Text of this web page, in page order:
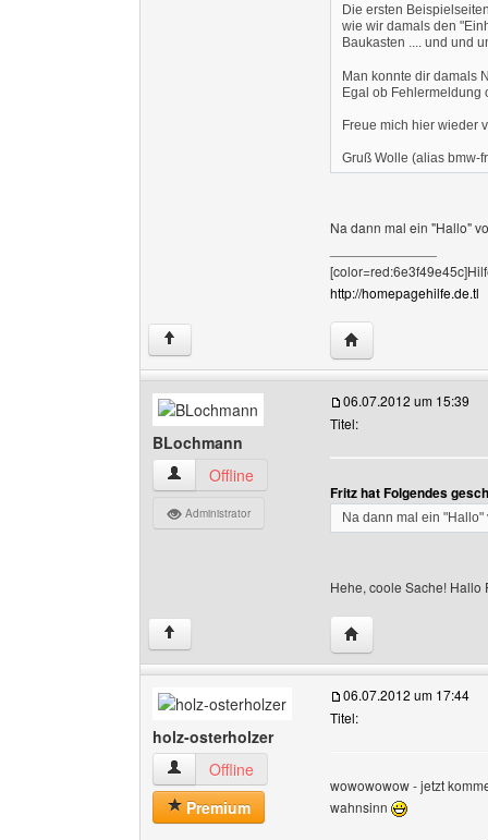
Die ersten
wie wir damals den
Baukasten .... und und
Man konnte dir damals
Egal ob Fehlermeldung
Freue mich hier wieder
Gruß Wolle (alias bmw-
Na dann mal ein "Hallo"
http://homepagehilfe.de.tl
↑ Website dieses
BLochmann
BLochmann Benutzer-Profile anzeigen
Offline
Administrator
06.07.2012 um 15:39
Titel:
Fritz hat Folgendes
Na dann mal ein
Hehe, coole Sache! Hallo
↑ Website dieses
holz-osterholzer
holz-osterholzer Benutzer-Profile anzeigen
Offline
Premium
06.07.2012 um 17:44
Titel:
wowowowow - jetzt
wahnsinn